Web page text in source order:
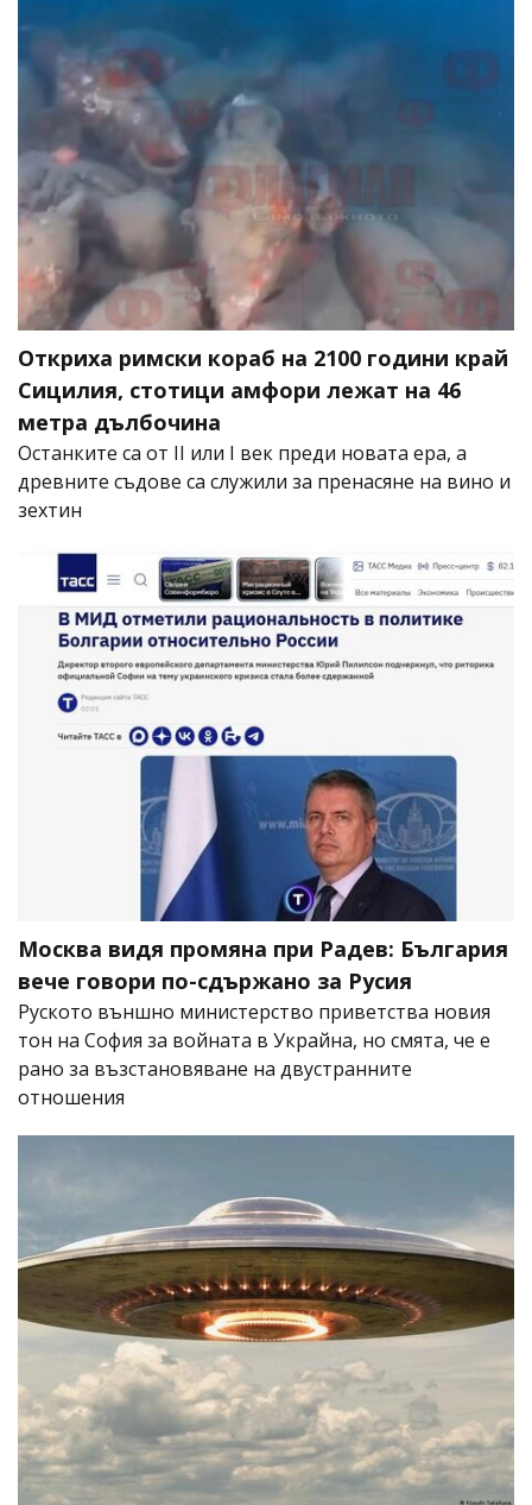
Откриха римски кораб на 2100 години край
Сицилия, стотици амфори лежат на 46
метра дълбочина
Останките са от II или I век преди новата ера, а
древните съдове са служили за пренасяне на вино и
зехтин
Москва видя промяна при Радев: България
вече говори по-сдържано за Русия
Руското външно министерство приветства новия
тон на София за войната в Украйна, но смята, че е
рано за възстановяване на двустранните
отношения